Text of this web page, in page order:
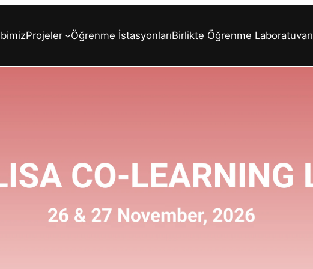
Projeler Öğrenme İstasyonlarıBirlikte Öğrenme Laboratuvarı